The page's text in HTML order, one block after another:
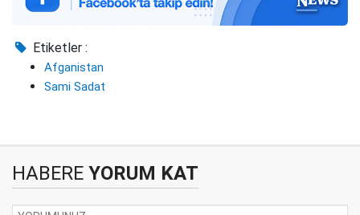
Etiketler :
Afganistan
Sami Sadat
HABERE YORUM KAT